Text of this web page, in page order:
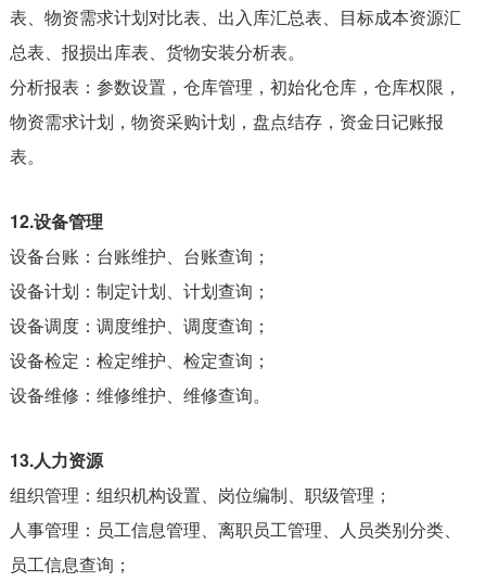
表、物资需求计划对比表、出入库汇总表、目标成本资源汇
总表、报损出库表、货物安装分析表。
分析报表：参数设置，仓库管理，初始化仓库，仓库权限，
物资需求计划，物资采购计划，盘点结存，资金日记账报
表。
12.设备管理
设备台账：台账维护、台账查询；
设备计划：制定计划、计划查询；
设备调度：调度维护、调度查询；
设备检定：检定维护、检定查询；
设备维修：维修维护、维修查询。
13.人力资源
组织管理：组织机构设置、岗位编制、职级管理；
人事管理：员工信息管理、离职员工管理、人员类别分类、
员工信息查询；